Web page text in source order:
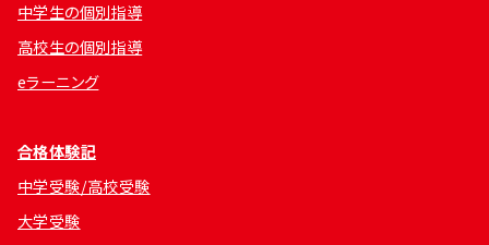
中学生の個別指導
高校生の個別指導
eラーニング
合格体験記
中学受験/高校受験
大学受験